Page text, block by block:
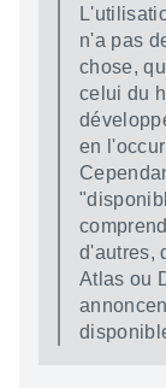
n'a pas
chose,
celui du
en
d'autres,
Atlas ou